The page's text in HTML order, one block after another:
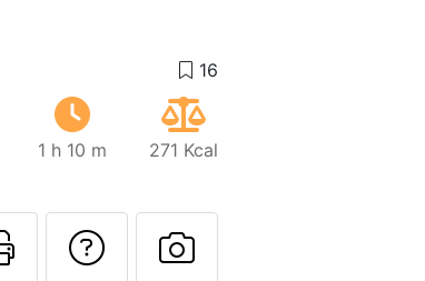
1 h 10 m 271 Kcal
esta receita a um amigo
Imprima esta página
Falar com o autor